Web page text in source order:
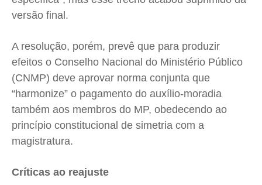
versão final.
A resolução, porém, prevê que para produzir
efeitos o Conselho Nacional do Ministério Público
(CNMP) deve aprovar norma conjunta que
“harmonize” o pagamento do auxílio-moradia
também aos membros do MP, obedecendo ao
princípio constitucional de simetria com a
magistratura.
Críticas ao reajuste